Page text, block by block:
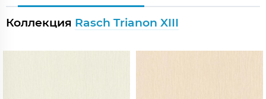
Коллекция Rasch Trianon XIII